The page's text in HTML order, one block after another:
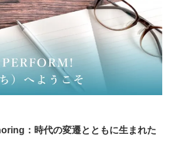
：時代の変遷とともに生まれた